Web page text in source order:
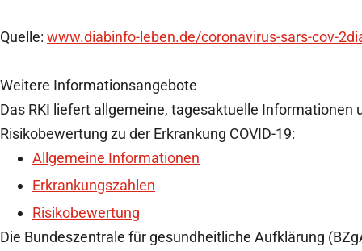
Quelle: www.diabinfo-leben.de/coronavirus-sars-cov-
Weitere Informationsangebote
Das RKI liefert allgemeine, tagesaktuelle Informationen
Risikobewertung zu der Erkrankung COVID-19:
Allgemeine Informationen
Erkrankungszahlen
Risikobewertung
Die Bundeszentrale für gesundheitliche Aufklärung